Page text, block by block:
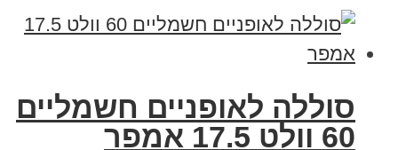
סוללה לאופניים חשמליים
60 וולט 17.5 אמפר